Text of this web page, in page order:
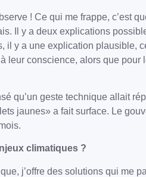
! Ce qui me frappe, c’est
Il y a deux explications
il y a une explication plausible,
leur conscience, alors que pour
qu’un geste technique allait
jaunes» a fait surface. Le
climatiques ?
j’offre des solutions qui me